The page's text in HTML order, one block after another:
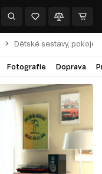
Dětské sestavy, pokoje
Fotografie Doprava